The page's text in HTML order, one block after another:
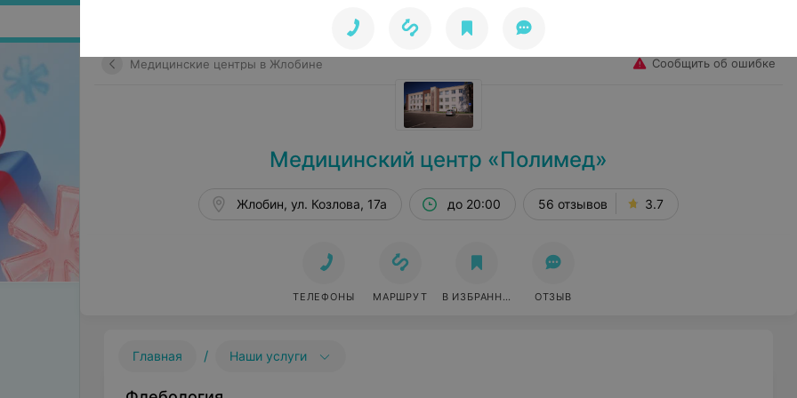
Медицинские центры в Жлобине Сообщить об ошибке
Медицинский центр «Полимед»
Жлобин, ул. Козлова, 17а до 20:00 56 отзывов 3.7
ТЕЛЕФОНЫ МАРШРУТ В ИЗБРАННОЕ ОТЗЫВ
Главная / Наши услуги